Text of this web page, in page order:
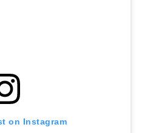
on Instagram